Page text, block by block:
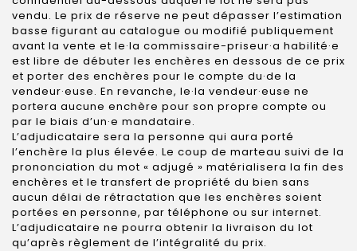
vendu. Le prix de réserve ne peut dépasser l’estimation
basse figurant au catalogue ou modifié publiquement
avant la vente et le·la commissaire-priseur·a habilité·e
est libre de débuter les enchères en dessous de ce prix
et porter des enchères pour le compte du·de la
vendeur·euse. En revanche, le·la vendeur·euse ne
portera aucune enchère pour son propre compte ou
par le biais d’un·e mandataire.
L’adjudicataire sera la personne qui aura porté
l’enchère la plus élevée. Le coup de marteau suivi de la
prononciation du mot « adjugé » matérialisera la fin des
enchères et le transfert de propriété du bien sans
aucun délai de rétractation que les enchères soient
portées en personne, par téléphone ou sur internet.
L’adjudicataire ne pourra obtenir la livraison du lot
qu’après règlement de l’intégralité du prix.